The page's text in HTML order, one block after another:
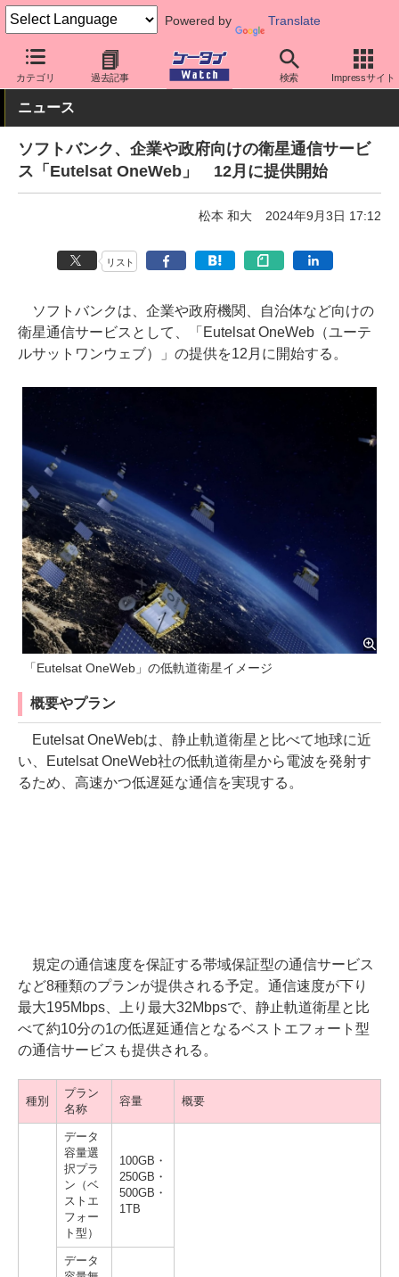
Powered by Translate
カテゴリ 過去記事 検索 Impressサイト
ケータイ Watch 法人向け サービス
ニュース
ソフトバンク、企業や政府向けの衛星通信サービ
ス「Eutelsat OneWeb」 12月に提供開始
松本 和大 2024年9月3日 17:12
リスト
ソフトバンクは、企業や政府機関、自治体など向けの
衛星通信サービスとして、「Eutelsat OneWeb（ユーテ
ルサットワンウェブ）」の提供を12月に開始する。
「Eutelsat OneWeb」の低軌道衛星イメージ
概要やプラン
Eutelsat OneWebは、静止軌道衛星と比べて地球に近
い、Eutelsat OneWeb社の低軌道衛星から電波を発射す
るため、高速かつ低遅延な通信を実現する。
規定の通信速度を保証する帯域保証型の通信サービス
など8種類のプランが提供される予定。通信速度が下り
最大195Mbps、上り最大32Mbpsで、静止軌道衛星と比
べて約10分の1の低遅延通信となるベストエフォート型
の通信サービスも提供される。
種別
プラン
名称
容量 概要
データ
容量選
択プラ
ン（ベ
ストエ
フォー
ト型）
100GB・
250GB・
500GB・
1TB
データ